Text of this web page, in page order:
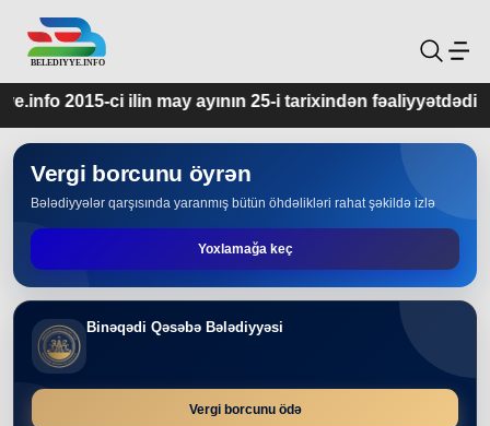
ayının 25-i tarixindən fəaliyyətdədir.
Vergi borcunu öyrən
Bələdiyyələr qarşısında yaranmış bütün öhdəlikləri rahat şəkildə izlə
Yoxlamağa keç
Binəqədi Qəsəbə Bələdiyyəsi
Vergi borcunu ödə